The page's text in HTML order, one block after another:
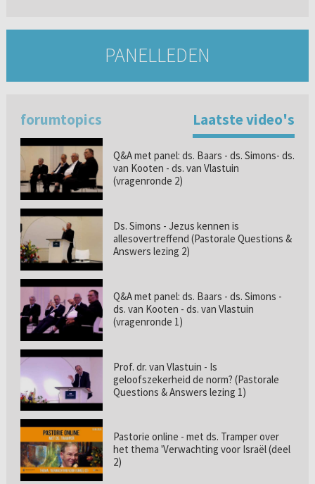
PANELLEDEN
forumtopics Laatste video's
Q&A met panel: ds. Baars - ds. Simons- ds.
van Kooten - ds. van Vlastuin
(vragenronde 2)
Ds. Simons - Jezus kennen is
allesovertreffend (Pastorale Questions &
Answers lezing 2)
Q&A met panel: ds. Baars - ds. Simons -
ds. van Kooten - ds. van Vlastuin
(vragenronde 1)
Prof. dr. van Vlastuin - Is
geloofszekerheid de norm? (Pastorale
Questions & Answers lezing 1)
Pastorie online - met ds. Tramper over
het thema 'Verwachting voor Israël (deel
2)